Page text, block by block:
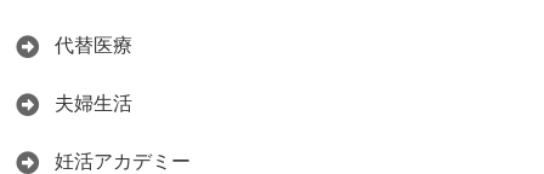
代替医療
夫婦生活
妊活アカデミー